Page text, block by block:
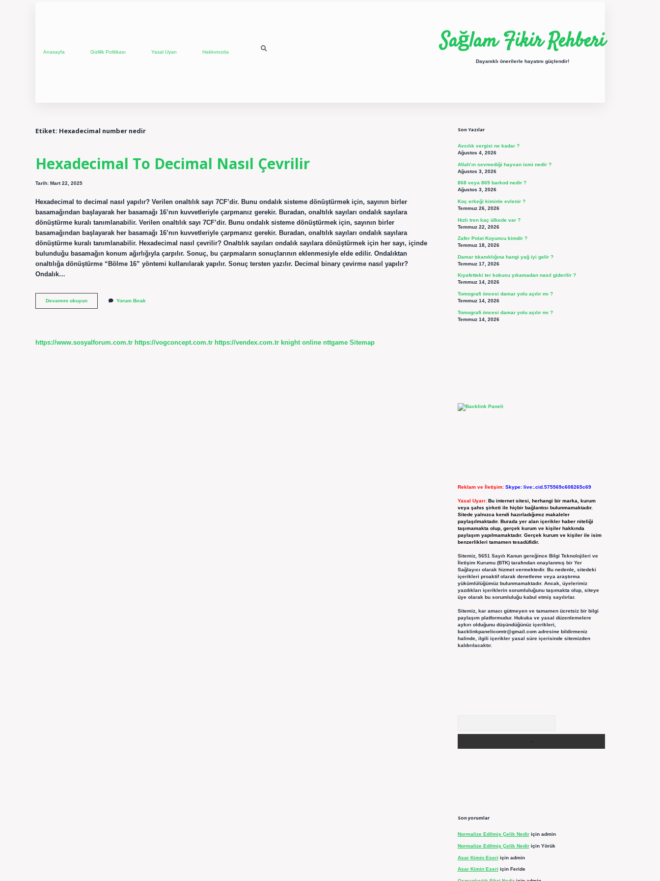
Anasayfa Gizlilik Politikası Yasal Uyarı Hakkımızda Sağlam Fikir Rehberi
Dayanıklı önerilerle hayatını güçlendir!
Etiket: Hexadecimal number nedir
Hexadecimal To Decimal Nasıl Çevrilir
Tarih: Mart 22, 2025
Hexadecimal to decimal nasıl yapılır? Verilen onaltılık sayı 7CF’dir. Bunu ondalık sisteme dönüştürmek için, sayının birler
basamağından başlayarak her basamağı 16’nın kuvvetleriyle çarpmanız gerekir. Buradan, onaltılık sayıları ondalık sayılara
dönüştürme kuralı tanımlanabilir. Verilen onaltılık sayı 7CF’dir. Bunu ondalık sisteme dönüştürmek için, sayının birler
basamağından başlayarak her basamağı 16’nın kuvvetleriyle çarpmanız gerekir. Buradan, onaltılık sayıları ondalık sayılara
dönüştürme kuralı tanımlanabilir. Hexadecimal nasıl çevrilir? Onaltılık sayıları ondalık sayılara dönüştürmek için her sayı, içinde
bulunduğu basamağın konum ağırlığıyla çarpılır. Sonuç, bu çarpmaların sonuçlarının eklenmesiyle elde edilir. Ondalıktan
onaltılığa dönüştürme “Bölme 16” yöntemi kullanılarak yapılır. Sonuç tersten yazılır. Decimal binary çevirme nasıl yapılır?
Ondalık…
Devamını okuyunHexadecimal
To
Yorum Bırak
https://www.sosyalforum.com.tr https://vogconcept.com.tr https://vendex.com.tr knight online nttgame Sitemap
Son Yazılar
Avcılık vergisi ne kadar ?
Ağustos 4, 2026
Allah’ın sevmediği hayvan ismi nedir ?
Ağustos 3, 2026
868 veya 869 barkod nedir ?
Ağustos 3, 2026
Koç erkeği kiminle evlenir ?
Temmuz 26, 2026
Hızlı tren kaç ülkede var ?
Temmuz 22, 2026
Zafer Polat Koyuncu kimdir ?
Temmuz 18, 2026
Damar tıkanıklığına hangi yağ iyi gelir ?
Temmuz 17, 2026
Kıyafetteki ter kokusu yıkamadan nasıl giderilir ?
Temmuz 14, 2026
Tomografi öncesi damar yolu açılır mı ?
Temmuz 14, 2026
Tomografi öncesi damar yolu açılır mı ?
Temmuz 14, 2026
Reklam ve İletişim: Skype: live:.cid.575569c608265c69
Yasal Uyarı: Bu internet sitesi, herhangi bir marka, kurum
veya şahıs şirketi ile hiçbir bağlantısı bulunmamaktadır.
Sitede yalnızca kendi hazırladığımız makaleler
paylaşılmaktadır. Burada yer alan içerikler haber niteliği
taşımamakta olup, gerçek kurum ve kişiler hakkında
paylaşım yapılmamaktadır. Gerçek kurum ve kişiler ile isim
benzerlikleri tamamen tesadüfidir.
Sitemiz, 5651 Sayılı Kanun gereğince Bilgi Teknolojileri ve
İletişim Kurumu (BTK) tarafından onaylanmış bir Yer
Sağlayıcı olarak hizmet vermektedir. Bu nedenle, sitedeki
içerikleri proaktif olarak denetleme veya araştırma
yükümlülüğümüz bulunmamaktadır. Ancak, üyelerimiz
yazdıkları içeriklerin sorumluluğunu taşımakta olup, siteye
üye olarak bu sorumluluğu kabul etmiş sayılırlar.
Sitemiz, kar amacı gütmeyen ve tamamen ücretsiz bir bilgi
paylaşım platformudur. Hukuka ve yasal düzenlemelere
aykırı olduğunu düşündüğünüz içerikleri,
backlinkpanelicomtr@gmail.comadresine bildirmeniz
halinde, ilgili içerikler yasal süre içerisinde sitemizden
kaldırılacaktır.
Son yorumlar
Normalize Edilmiş Çelik Nediriçin admin
Normalize Edilmiş Çelik Nediriçin Yörük
Asar Kimin Eseri için admin
Asar Kimin Eseri için Feride